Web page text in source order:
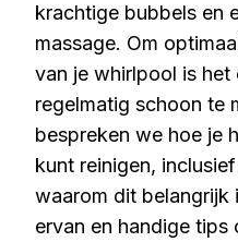
krachtige bubbels en
massage. Om
van je whirlpool is het
regelmatig schoon te
bespreken we hoe je
kunt reinigen,
waarom dit belangrijk
ervan en handige tips